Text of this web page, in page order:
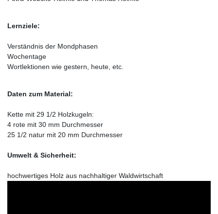
Lernziele:
Verständnis der Mondphasen
Wochentage
Wortlektionen wie gestern, heute, etc.
Daten zum Material:
Kette mit 29 1/2 Holzkugeln:
4 rote mit 30 mm Durchmesser
25 1/2 natur mit 20 mm Durchmesser
Umwelt & Sicherheit:
hochwertiges Holz aus nachhaltiger Waldwirtschaft